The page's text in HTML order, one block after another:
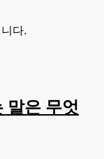
다.
말은 무엇